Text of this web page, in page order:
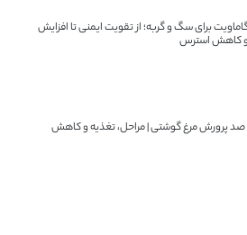
برای سگ و گربه؛ از تقویت ایمنی تا افزایش
و کاهش استرس
صد پرورش مرغ گوشتی | مراحل، تغذیه و کاهش